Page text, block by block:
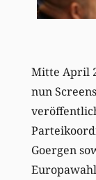
Mitte April
nun
Goergen